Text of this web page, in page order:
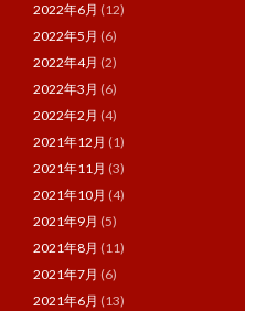
2022年6月 (12)
2022年5月 (6)
2022年4月 (2)
2022年3月 (6)
2022年2月 (4)
2021年12月 (1)
2021年11月 (3)
2021年10月 (4)
2021年9月 (5)
2021年8月 (11)
2021年7月 (6)
2021年6月 (13)